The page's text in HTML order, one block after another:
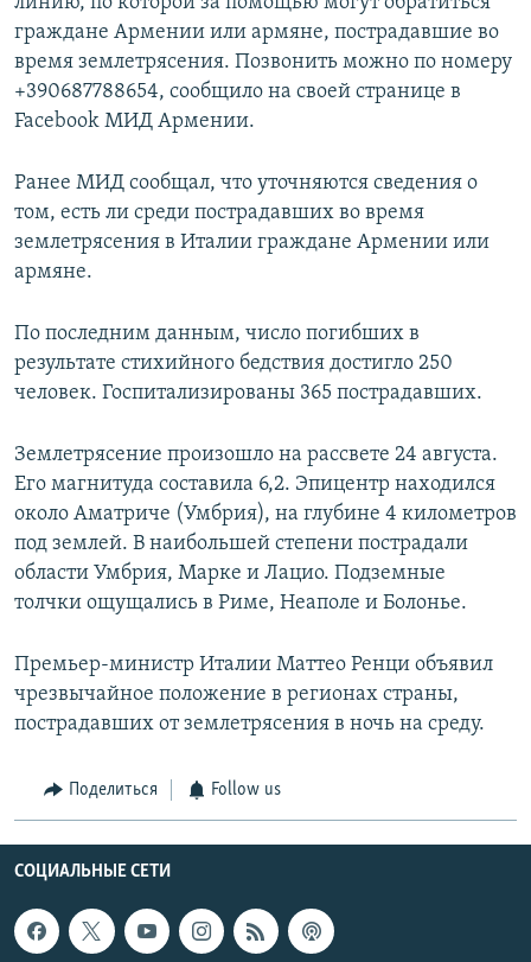
граждане Армении или армяне, пострадавшие во
время землетрясения. Позвонить можно по номеру
+390687788654, сообщило на своей странице в
Facebook МИД Армении.
Ранее МИД сообщал, что уточняются сведения о
том, есть ли среди пострадавших во время
землетрясения в Италии граждане Армении или
армяне.
По последним данным, число погибших в
результате стихийного бедствия достигло 250
человек. Госпитализированы 365 пострадавших.
Землетрясение произошло на рассвете 24 августа.
Его магнитуда составила 6,2. Эпицентр находился
около Аматриче (Умбрия), на глубине 4 километров
под землей. В наибольшей степени пострадали
области Умбрия, Марке и Лацио. Подземные
толчки ощущались в Риме, Неаполе и Болонье.
Премьер-министр Италии Маттео Ренци объявил
чрезвычайное положение в регионах страны,
пострадавших от землетрясения в ночь на среду.
Поделиться Follow us
СОЦИАЛЬНЫЕ СЕТИ